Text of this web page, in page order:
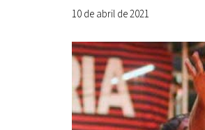
10 de abril de 2021